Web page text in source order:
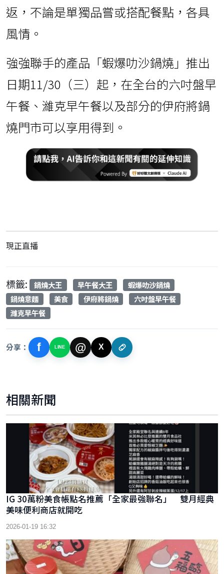
返，不論是單獨品嘗或搭配餐點，各具
風情。
強強聯手的產品「蝦爆叻沙鍋燒」推出
日期11/30（三）起，在全台的六吋盤早
午餐、濰克早午餐以及部分的伊府將鍋
燒門市可以享用得到。
現正直播
標籤: 鍋燒大王 早午餐大王
蝦爆叻沙鍋燒
鍋燒意麵
美食 伊府將鍋燒
六吋盤早午餐
濰克早午餐
分享： f LINE @ X
相關新聞
IG 30萬粉美食帳點名推薦「全家最強聯名」 雙月經典
美味便利商店就開吃
2026-01-19 16:32